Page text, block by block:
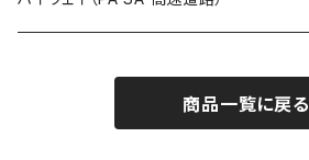
商品一覧に戻る